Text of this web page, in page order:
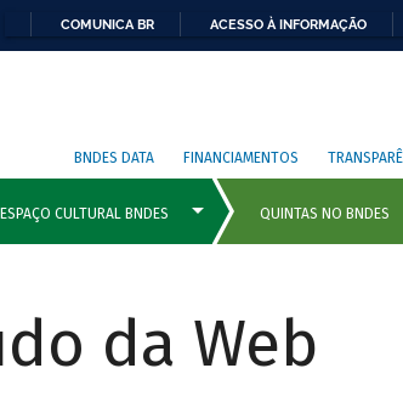
COMUNICA BR ACESSO À INFORMAÇÃO
BNDES DATA FINANCIAMENTOS
da Web